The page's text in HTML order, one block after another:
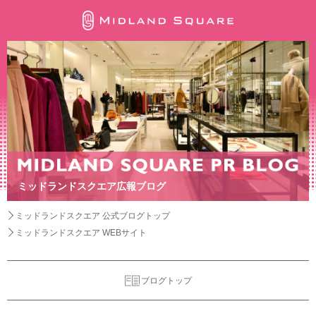
ミッドランドスクエア広報ブログ
ミッドランドスクエア 公式ブログトップ
ミッドランドスクエア WEBサイト
ブログトップ